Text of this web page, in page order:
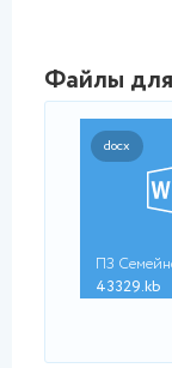
Файлы
docx
43329.kb